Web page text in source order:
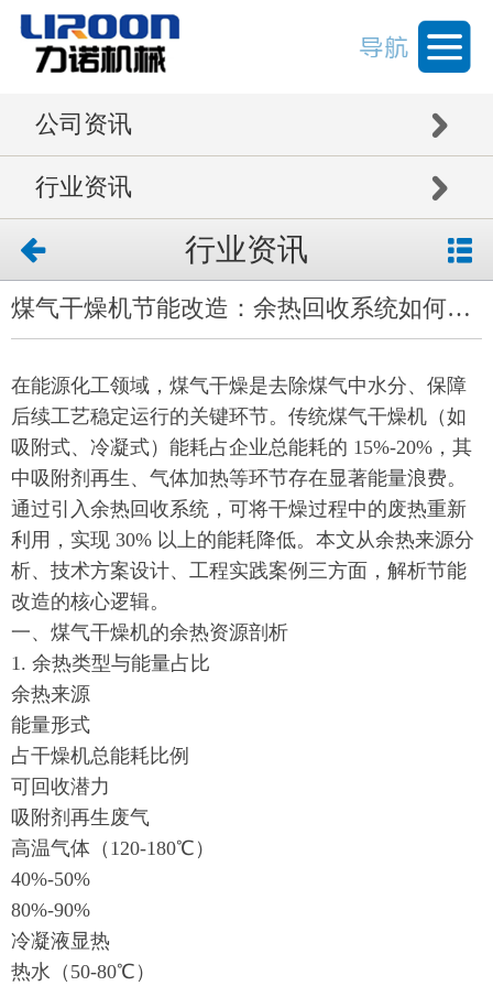
公司资讯
行业资讯
行业资讯
煤气干燥机节能改造：余热回收系统如何降低 30% 能耗？
在能源化工领域，煤气干燥是去除煤气中水分、保障
后续工艺稳定运行的关键环节。传统煤气干燥机（如
吸附式、冷凝式）能耗占企业总能耗的 15%-20%，其
中吸附剂再生、气体加热等环节存在显著能量浪费。
通过引入余热回收系统，可将干燥过程中的废热重新
利用，实现 30% 以上的能耗降低。本文从余热来源分
析、技术方案设计、工程实践案例三方面，解析节能
改造的核心逻辑。
一、煤气干燥机的余热资源剖析
1. 余热类型与能量占比
余热来源
能量形式
占干燥机总能耗比例
可回收潜力
吸附剂再生废气
高温气体（120-180℃）
40%-50%
80%-90%
冷凝液显热
热水（50-80℃）